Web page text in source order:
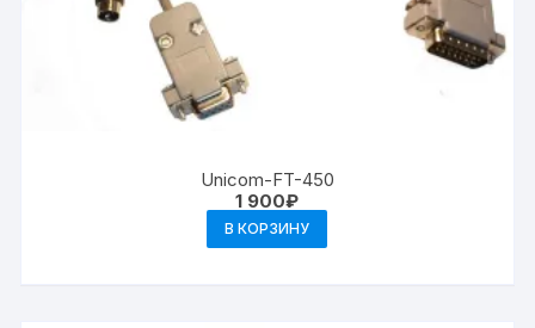
Unicom-FT-450
1 900₽
В КОРЗИНУ